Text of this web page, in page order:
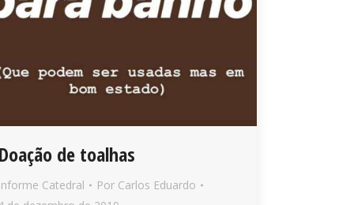
de toalhas
Catedral Por Carlos Eduardo